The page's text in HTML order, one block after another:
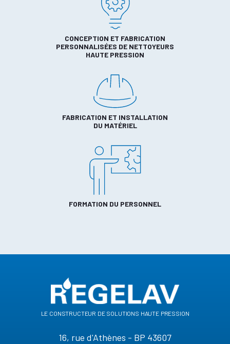
CONCEPTION ET FABRICATION
PERSONNALISÉES DE NETTOYEURS
HAUTE PRESSION
FABRICATION ET INSTALLATION
DU MATÉRIEL
FORMATION DU PERSONNEL
le constructeur de solutions haute pression
16, rue d'Athènes - BP 43607